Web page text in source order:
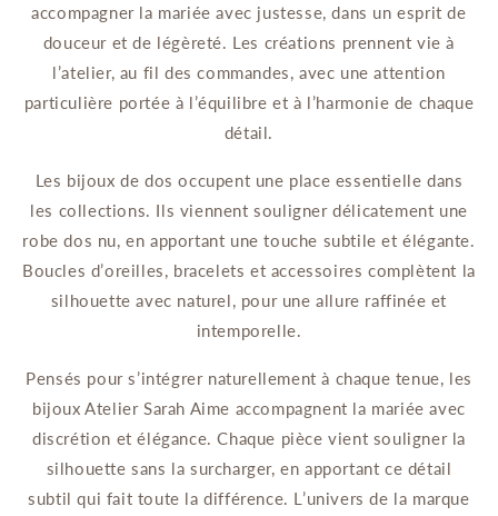
accompagner la mariée avec justesse, dans un esprit de
douceur et de légèreté. Les créations prennent vie à
l’atelier, au fil des commandes, avec une attention
particulière portée à l’équilibre et à l’harmonie de chaque
détail.
Les bijoux de dos occupent une place essentielle dans
les collections. Ils viennent souligner délicatement une
robe dos nu, en apportant une touche subtile et élégante.
Boucles d’oreilles, bracelets et accessoires complètent la
silhouette avec naturel, pour une allure raffinée et
intemporelle.
Pensés pour s’intégrer naturellement à chaque tenue, les
bijoux Atelier Sarah Aime accompagnent la mariée avec
discrétion et élégance. Chaque pièce vient souligner la
silhouette sans la surcharger, en apportant ce détail
subtil qui fait toute la différence. L’univers de la marque